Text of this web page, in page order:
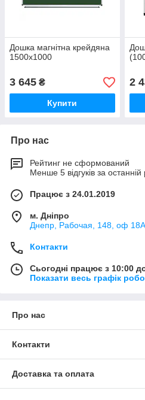
Дошка магнітна крейдяна
1500х1000
3 645 ₴
Купити
2
Про нас
Рейтинг не сформований
Менше 5 відгуків за останній
Працює з 24.01.2019
м. Дніпро
Днепр, Рабочая, 148, оф
Контакти
Сьогодні працює з 10:00
Показати весь графік
Про нас
Контакти
Доставка та оплата